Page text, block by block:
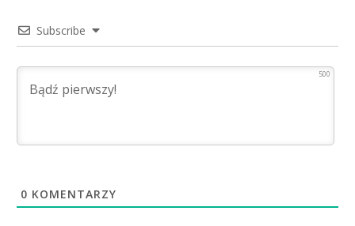
Subscribe
500
0 KOMENTARZY